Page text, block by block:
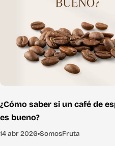
¿Cómo saber si un café de
es bueno?
14 abr 2026 SomosFruta